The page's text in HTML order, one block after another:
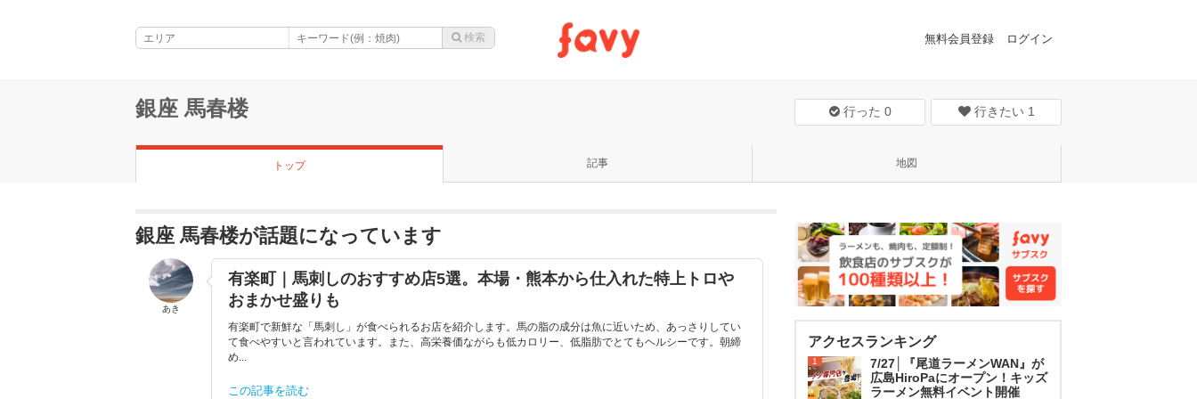
無料会員登録 ログイン
銀座 馬春楼 行った 0 行きたい 1
トップ 記事 地図
銀座 馬春楼が話題になっています
あき
有楽町｜馬刺しのおすすめ店5選。本場・熊本から仕入れた特上トロや
おまかせ盛りも
有楽町で新鮮な「馬刺し」が食べられるお店を紹介します。馬の脂の成分は魚に近いため、あっさりしてい
て食べやすいと言われています。また、高栄養価ながらも低カロリー、低脂肪でとてもヘルシーです。朝締
め...
この記事を読む
アクセスランキング
1
7/27│『尾道ラーメンWAN』が
広島HiroPaにオープン！キッズ
ラーメン無料イベント開催